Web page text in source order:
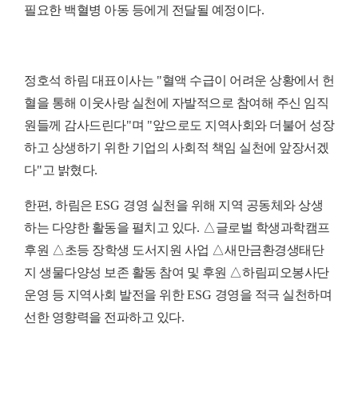
필요한 백혈병 아동 등에게 전달될 예정이다.
정호석 하림 대표이사는 "혈액 수급이 어려운 상황에서 헌
혈을 통해 이웃사랑 실천에 자발적으로 참여해 주신 임직
원들께 감사드린다"며 "앞으로도 지역사회와 더불어 성장
하고 상생하기 위한 기업의 사회적 책임 실천에 앞장서겠
다"고 밝혔다.
한편, 하림은 ESG 경영 실천을 위해 지역 공동체와 상생
하는 다양한 활동을 펼치고 있다. △글로벌 학생과학캠프
후원 △초등 장학생 도서지원 사업 △새만금환경생태단
지 생물다양성 보존 활동 참여 및 후원 △하림피오봉사단
운영 등 지역사회 발전을 위한ESG 경영을 적극 실천하며
선한 영향력을 전파하고 있다.